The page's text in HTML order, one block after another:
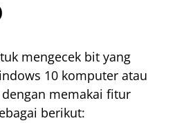
mengecek bit yang
10 komputer atau
memakai fitur
berikut: